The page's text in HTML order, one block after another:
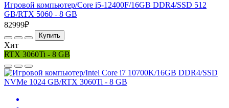
Игровой компьютер/Core i5-12400F/16GB DDR4/SSD 512
GB/RTX 5060 - 8 GB
82999₽
Купить
Хит
RTX 3060Ti - 8 GB